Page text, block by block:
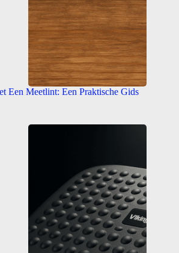
Een Meetlint: Een Praktische Gids